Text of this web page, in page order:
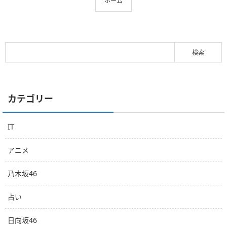
カテゴリー
IT
アニメ
乃木坂46
占い
日向坂46